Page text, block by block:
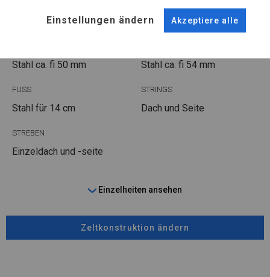
Stahl ca. fi 50 mm Stahl ca. fi 54 mm
FUSS
Stahl für 14 cm
STRINGS
Dach und Seite
STREBEN
Einzeldach und -seite
Einzelheiten ansehen
Zeltkonstruktion ändern
Einstellungen ändern Akzeptiere alle